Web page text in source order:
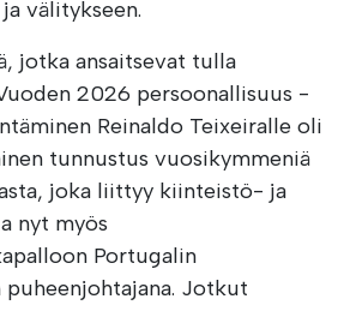
välitykseen.
jotka ansaitsevat tulla
2026 persoonallisuus -
Reinaldo Teixeiralle oli
tunnustus vuosikymmeniä
joka liittyy kiinteistö- ja
nyt myös
Portugalin
Jotkut